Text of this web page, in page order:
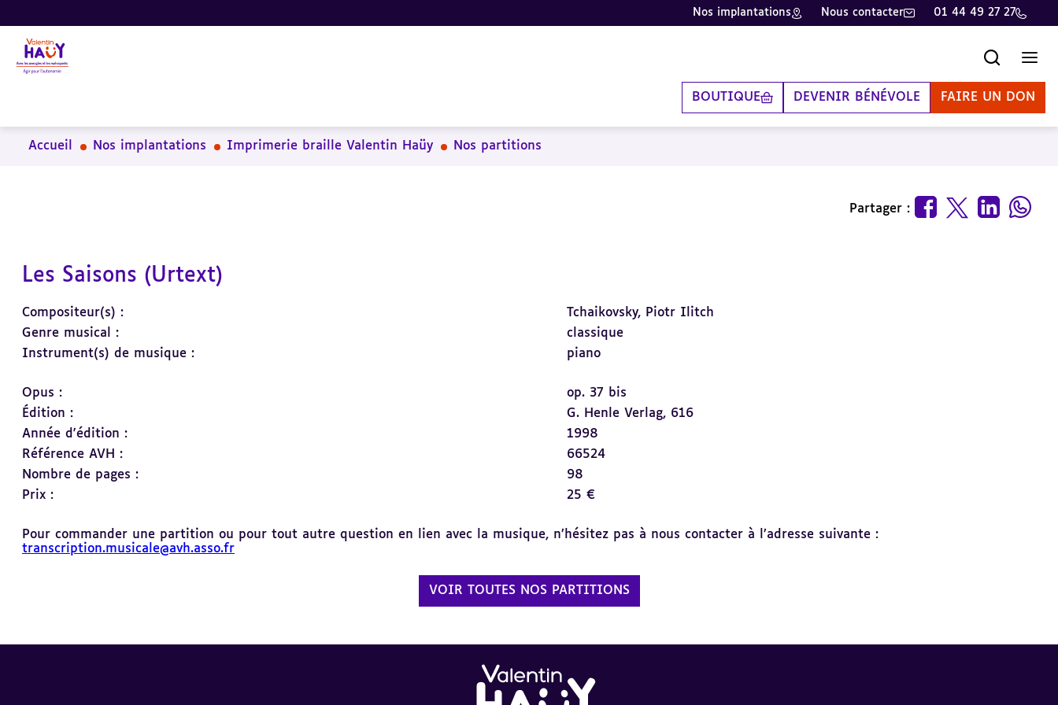
Aller
au
contenu
principal
Aller
au
pied
de
Aller
à
la
recherche
Nos implantations Nous contacter 01 44 49 27 27
BOUTIQUE DEVENIR BÉNÉVOLE FAIRE UN DON
Accueil Nos implantations Imprimerie braille Valentin Haüy Nos partitions
Partager :
Les Saisons (Urtext)
Compositeur(s) :
Tchaikovsky, Piotr Ilitch
Genre musical :
classique
Instrument(s) de musique :
piano
Opus :
op. 37 bis
Édition :
G. Henle Verlag, 616
Année d'édition :
1998
Référence AVH :
66524
Nombre de pages :
98
Prix :
25 €
Pour commander une partition ou pour tout autre question en lien avec la musique, n’hésitez pas à nous contacter à l’adresse suivante :
transcription.musicale@avh.asso.fr
VOIR TOUTES NOS PARTITIONS